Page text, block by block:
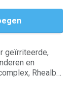
geïrriteerde,
en
Rhealba